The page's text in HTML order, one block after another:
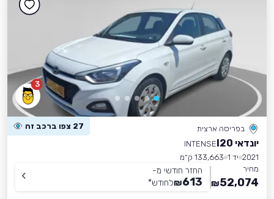
3
בפריסה ארצית 27 צפו ברכב זה
יונדאי I20
INTENSE
2021 יד 1
133,663 ק״מ
מחיר
52,074
₪
החזר חודשי מ-
613
₪לחודש*